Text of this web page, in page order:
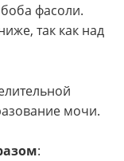
фасоли.
так как над
мочи.
: